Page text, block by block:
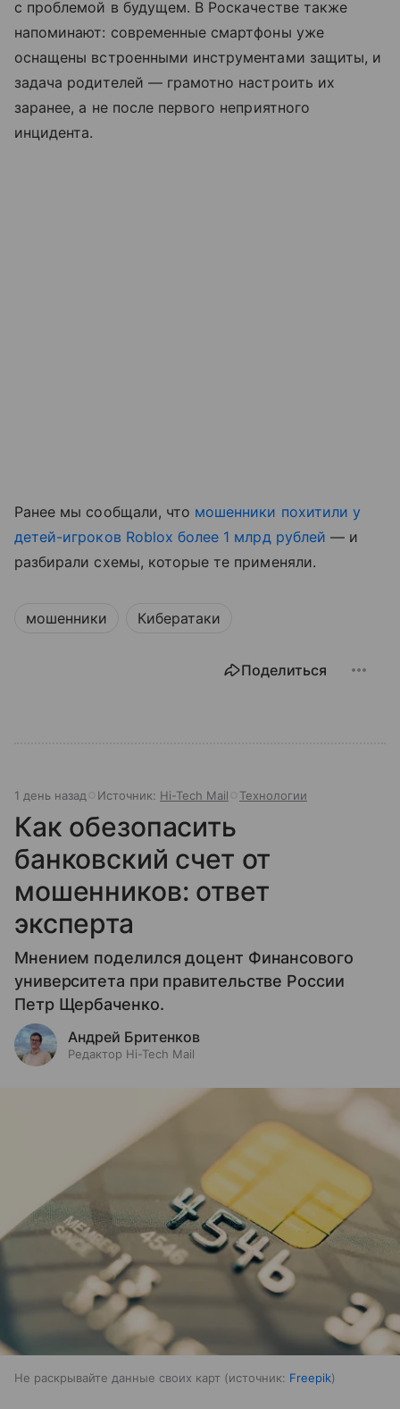
с проблемой в будущем. В Роскачестве также
напоминают: современные смартфоны уже
оснащены встроенными инструментами защиты, и
задача родителей — грамотно настроить их
заранее, а не после первого неприятного
инцидента.
Ранее мы сообщали, что мошенники похитили у
детей-игроков Roblox более 1 млрд рублей — и
разбирали схемы, которые те применяли.
мошенники Кибератаки
Поделиться
1 день назад Источник: Hi-Tech Mail Технологии
Как обезопасить
банковский счет от
мошенников: ответ
эксперта
Мнением поделился доцент Финансового
университета при правительстве России
Петр Щербаченко.
Андрей Бритенков
Редактор Hi-Tech Mail
Не раскрывайте данные своих карт источник: Freepik